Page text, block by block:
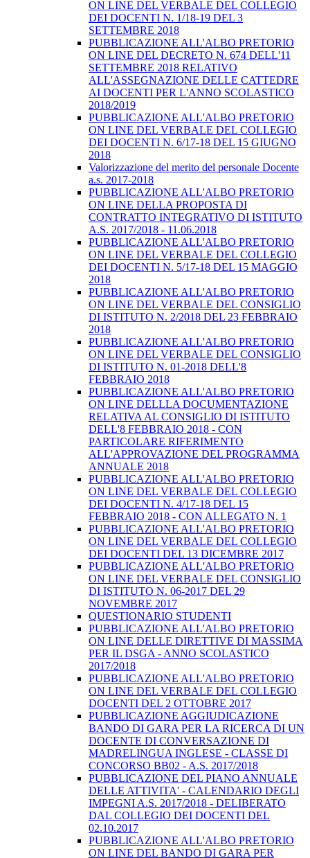
ON LINE DEL VERBALE DEL COLLEGIO
DEI DOCENTI N. 1/18-19 DEL 3
SETTEMBRE 2018
PUBBLICAZIONE ALL'ALBO PRETORIO
ON LINE DEL DECRETO N. 674 DELL'11
SETTEMBRE 2018 RELATIVO
ALL'ASSEGNAZIONE DELLE CATTEDRE
AI DOCENTI PER L'ANNO SCOLASTICO
2018/2019
PUBBLICAZIONE ALL'ALBO PRETORIO
ON LINE DEL VERBALE DEL COLLEGIO
DEI DOCENTI N. 6/17-18 DEL 15 GIUGNO
2018
Valorizzazione del merito del personale Docente
a.s. 2017-2018
PUBBLICAZIONE ALL'ALBO PRETORIO
ON LINE DELLA PROPOSTA DI
CONTRATTO INTEGRATIVO DI ISTITUTO
A.S. 2017/2018 - 11.06.2018
PUBBLICAZIONE ALL'ALBO PRETORIO
ON LINE DEL VERBALE DEL COLLEGIO
DEI DOCENTI N. 5/17-18 DEL 15 MAGGIO
2018
PUBBLICAZIONE ALL'ALBO PRETORIO
ON LINE DEL VERBALE DEL CONSIGLIO
DI ISTITUTO N. 2/2018 DEL 23 FEBBRAIO
2018
PUBBLICAZIONE ALL'ALBO PRETORIO
ON LINE DEL VERBALE DEL CONSIGLIO
DI ISTITUTO N. 01-2018 DELL'8
FEBBRAIO 2018
PUBBLICAZIONE ALL'ALBO PRETORIO
ON LINE DELLLA DOCUMENTAZIONE
RELATIVA AL CONSIGLIO DI ISTITUTO
DELL'8 FEBBRAIO 2018 - CON
PARTICOLARE RIFERIMENTO
ALL'APPROVAZIONE DEL PROGRAMMA
ANNUALE 2018
PUBBLICAZIONE ALL'ALBO PRETORIO
ON LINE DEL VERBALE DEL COLLEGIO
DEI DOCENTI N. 4/17-18 DEL 15
FEBBRAIO 2018 - CON ALLEGATO N. 1
PUBBLICAZIONE ALL'ALBO PRETORIO
ON LINE DEL VERBALE DEL COLLEGIO
DEI DOCENTI DEL 13 DICEMBRE 2017
PUBBLICAZIONE ALL'ALBO PRETORIO
ON LINE DEL VERBALE DEL CONSIGLIO
DI ISTITUTO N. 06-2017 DEL 29
NOVEMBRE 2017
QUESTIONARIO STUDENTI
PUBBLICAZIONE ALL'ALBO PRETORIO
ON LINE DELLE DIRETTIVE DI MASSIMA
PER IL DSGA - ANNO SCOLASTICO
2017/2018
PUBBLICAZIONE ALL'ALBO PRETORIO
ON LINE DEL VERBALE DEL COLLEGIO
DOCENTI DEL 2 OTTOBRE 2017
PUBBLICAZIONE AGGIUDICAZIONE
BANDO DI GARA PER LA RICERCA DI UN
DOCENTE DI CONVERSAZIONE DI
MADRELINGUA INGLESE - CLASSE DI
CONCORSO BB02 - A.S. 2017/2018
PUBBLICAZIONE DEL PIANO ANNUALE
DELLE ATTIVITA' - CALENDARIO DEGLI
IMPEGNI A.S. 2017/2018 - DELIBERATO
DAL COLLEGIO DEI DOCENTI DEL
02.10.2017
PUBBLICAZIONE ALL'ALBO PRETORIO
ON LINE DEL BANDO DI GARA PER